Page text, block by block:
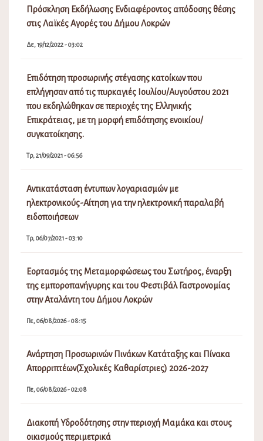
Πρόσκληση Εκδήλωσης Ενδιαφέροντος απόδοσης θέσης
στις Λαϊκές Αγορές του Δήμου Λοκρών
Δε, 19/12/2022 - 03:02
Επιδότηση προσωρινής στέγασης κατοίκων που
επλήγησαν από τις πυρκαγιές Ιουλίου/Αυγούστου 2021
που εκδηλώθηκαν σε περιοχές της Ελληνικής
Επικράτειας, με τη μορφή επιδότησης ενοικίου/
συγκατοίκησης.
Τρ, 21/09/2021 - 06:56
Αντικατάσταση έντυπων λογαριασμών με
ηλεκτρονικούς-Αίτηση για την ηλεκτρονική παραλαβή
ειδοποιήσεων
Τρ, 06/07/2021 - 03:10
Εορτασμός της Μεταμορφώσεως του Σωτήρος, έναρξη
της εμποροπανήγυρης και του Φεστιβάλ Γαστρονομίας
στην Αταλάντη του Δήμου Λοκρών
Πε, 06/08/2026 - 08:15
Ανάρτηση Προσωρινών Πινάκων Κατάταξης και Πίνακα
Απορριπτέων(Σχολικές Καθαρίστριες) 2026-2027
Πε, 06/08/2026 - 02:08
Διακοπή Υδροδότησης στην περιοχή Μαμάκα και στους
οικισμούς περιμετρικά